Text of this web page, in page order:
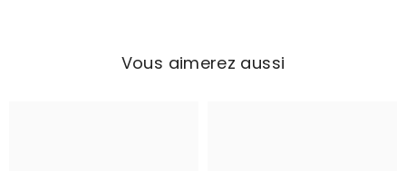
Vous aimerez aussi